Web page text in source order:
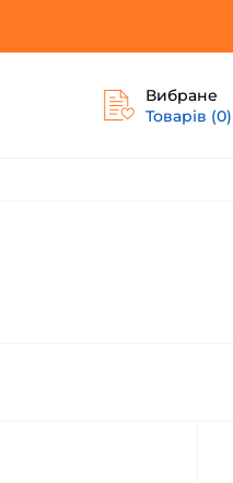
Вибране
Товарів (0)